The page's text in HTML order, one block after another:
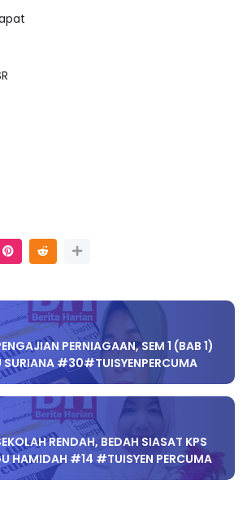
PERNIAGAAN, SEM 1 (BAB 1)
SURIANA #30#TUISYENPERCUMA
RENDAH, BEDAH SIASAT KPS
HAMIDAH #14 #TUISYEN PERCUMA